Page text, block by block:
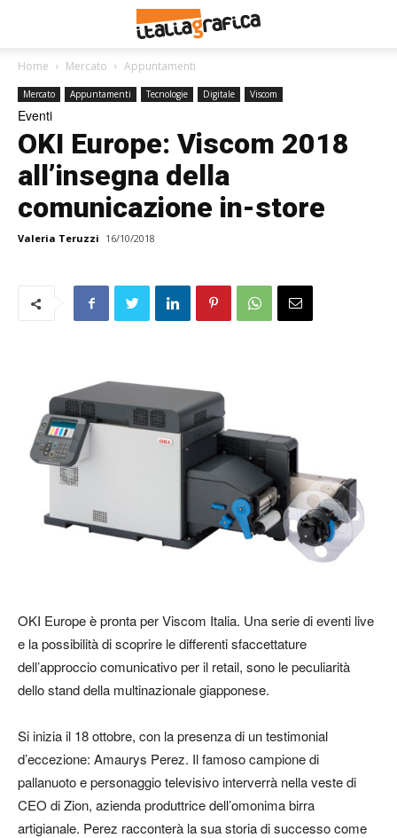
Home Mercato Appuntamenti
Mercato Appuntamenti Tecnologie Digitale Viscom
Eventi
OKI Europe: Viscom 2018
all’insegna della
comunicazione in-store
Valeria Teruzzi 16/10/2018
OKI Europe è pronta per Viscom Italia. Una serie di eventi live
e la possibilità di scoprire le differenti sfaccettature
dell’approccio comunicativo per il retail, sono le peculiarità
dello stand della multinazionale giapponese.
Si inizia il 18 ottobre, con la presenza di un testimonial
d’eccezione: Amaurys Perez. Il famoso campione di
pallanuoto e personaggio televisivo interverrà nella veste di
CEO di Zion, azienda produttrice dell’omonima birra
artigianale. Perez racconterà la sua storia di successo come